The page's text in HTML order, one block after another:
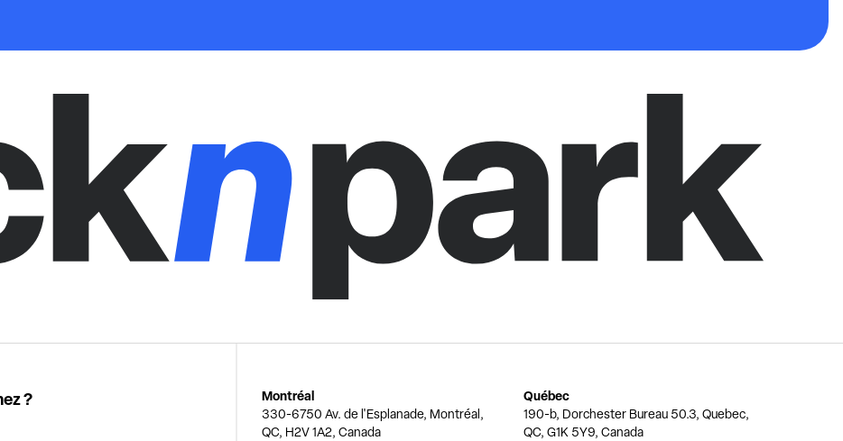
? Montréal
330-6750 Av. de l'Esplanade, Montréal,
QC, H2V 1A2, Canada
Québec
190-b, Dorchester Bureau 50.3, Quebec,
QC, G1K 5Y9, Canada